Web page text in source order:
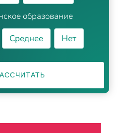
образование
Среднее Нет